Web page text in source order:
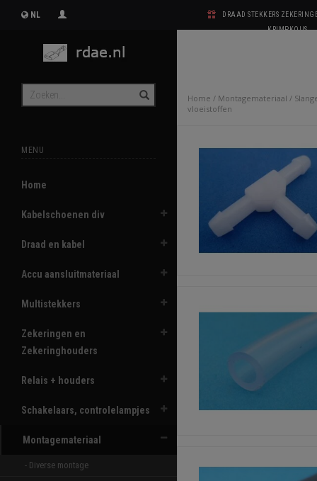
NL
DRAAD STEKKERS
KRIMPKOUS
MENU
Home
Kabelschoenen div
Draad en kabel
Accu aansluitmateriaal
Multistekkers
Zekeringen en
Zekeringhouders
Relais + houders
Schakelaars, controlelampjes
Montagemateriaal
- Diverse montage
Home / Montagemateriaal /
vloeistoffen